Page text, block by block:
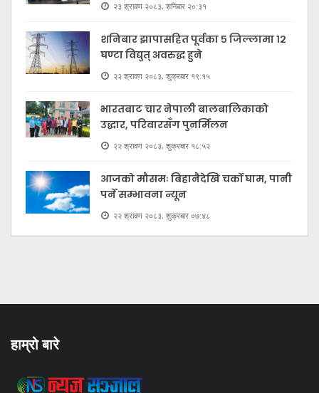
२३ श्रावण २०८३, शनिबार २०:३१
शनिबार झापासहित पूर्वका ५ जिल्लामा १२
घण्टा विद्युत् अवरुद्ध हुने
२२ श्रावण २०८३, शुक्रबार १९:१५
भारतबाट चार नेपाली बालबालिकाको
उद्धार, परिवारसँग पुनर्मिलन
२२ श्रावण २०८३, शुक्रबार १८:५२
आजको मौसमः बिहानैदेखि चर्को घाम, पानी
पर्ने सम्भावना न्यून
२२ श्रावण २०८३, शुक्रबार ०७:४८
हाम्रो बारे